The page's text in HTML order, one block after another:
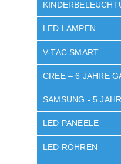
LED LAMPEN
V-TAC SMART
CREE – 6 JAHRE
SAMSUNG - 5
LED PANEELE
LED RÖHREN